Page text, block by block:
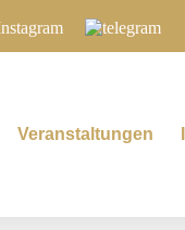
Telegram
Veranstaltungen